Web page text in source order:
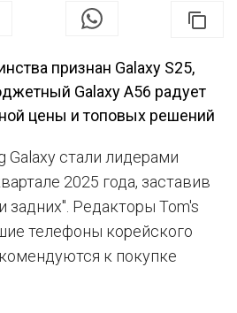
признан Galaxy S25,
Galaxy A56 радует
цены и топовых решений
Galaxy стали лидерами
2025 года, заставив
задних". Редакторы Tom's
телефоны корейского
к покупке